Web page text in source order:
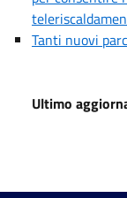
Tanti nuovi
Ultimo